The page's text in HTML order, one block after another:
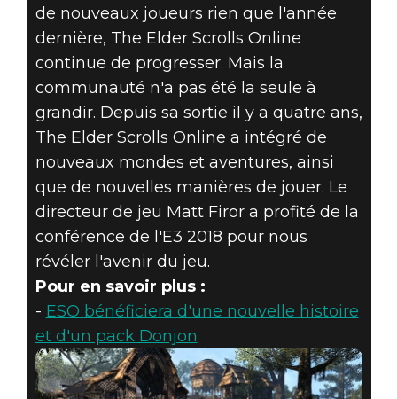
de nouveaux joueurs rien que l'année
dernière, The Elder Scrolls Online
continue de progresser. Mais la
communauté n'a pas été la seule à
grandir. Depuis sa sortie il y a quatre ans,
The Elder Scrolls Online a intégré de
nouveaux mondes et aventures, ainsi
que de nouvelles manières de jouer. Le
directeur de jeu Matt Firor a profité de la
conférence de l'E3 2018 pour nous
révéler l'avenir du jeu.
Pour en savoir plus :
- ESO bénéficiera d'une nouvelle histoire
et d'un pack Donjon